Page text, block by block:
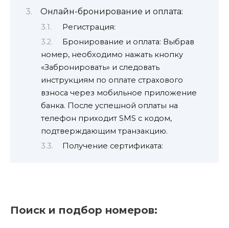
Онлайн-бронирование и оплата:
Регистрация:
Бронирование и оплата: Выбрав
номер, необходимо нажать кнопку
«Забронировать» и следовать
инструкциям по оплате страхового
взноса через мобильное приложение
банка. После успешной оплаты на
телефон приходит SMS с кодом,
подтверждающим транзакцию.
Получение сертификата:
Поиск и подбор номеров: